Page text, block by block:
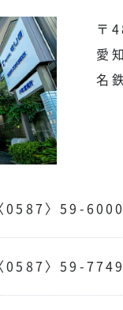
〒
愛
名
0587〉59-6000
0587〉59-7749